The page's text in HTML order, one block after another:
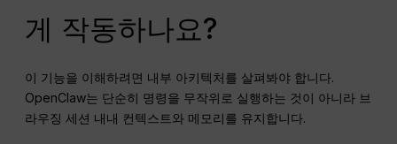
게 작동하나요?
이 기능을 이해하려면 내부 아키텍처를 살펴봐야 합니다.
OpenClaw는 단순히 명령을 무작위로 실행하는 것이 아니라 브
라우징 세션 내내 컨텍스트와 메모리를 유지합니다.